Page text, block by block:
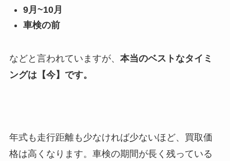
9月~10月
車検の前
などと言われていますが、 本当のベストなタイミ
ングは【今】です。
年式も走行距離も少なければ少ないほど、買取価
格は高くなります。車検の期間が長く残っている